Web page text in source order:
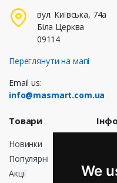
We
вул. Київська, 74а
Біла Церква
09114
Переглянути на мапі
Email us:
info@masmart.com.ua
Товари
Новинки
Популярні
Акції